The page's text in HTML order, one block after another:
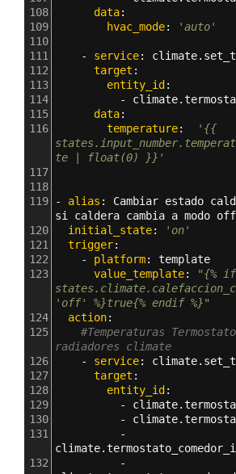
108
data:
109
hvac_mode:
'auto'
110
111
- service:
112
target :
113
entity_id
114
-
115
data:
116
temperature:
'{{
te | float(0) }}'
117
118
119
- alias : Cambiar estado
si caldera cambia a modo off
120
  initial_state
:
'on'
121
  trigger
:
122
- platform: template
123
value_template:
"{% if
'off' %}true{% endif %}"
124
  action
:
125
#Temperaturas
radiadores climate
126
- service:
127
target :
128
entity_id
129
-
130
-
131
132